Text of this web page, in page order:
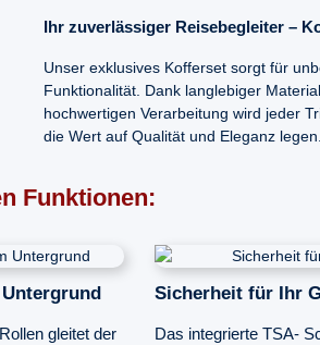
Ihr zuverlässiger Reisebegleiter –
Unser exklusives Kofferset sorgt für
Funktionalität. Dank langlebiger
hochwertigen Verarbeitung wird jeder
die Wert auf Qualität und Eleganz legen.
Funktionen:
gleitet der
Sicherheit für Ihr
Das integrierte TSA-